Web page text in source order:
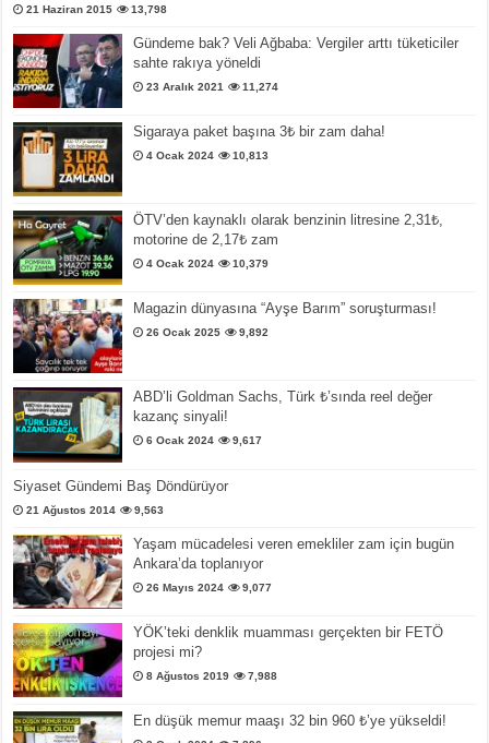
21 Haziran 2015 13,798
Gündeme bak? Veli Ağbaba: Vergiler arttı tüketiciler
sahte rakıya yöneldi
23 Aralık 2021 11,274
Sigaraya paket başına 3₺ bir zam daha!
4 Ocak 2024 10,813
ÖTV’den kaynaklı olarak benzinin litresine 2,31₺,
motorine de 2,17₺ zam
4 Ocak 2024 10,379
Magazin dünyasına “Ayşe Barım” soruşturması!
26 Ocak 2025 9,892
ABD’li Goldman Sachs, Türk ₺’sında reel değer
kazanç sinyali!
6 Ocak 2024 9,617
Siyaset Gündemi Baş Döndürüyor
21 Ağustos 2014 9,563
Yaşam mücadelesi veren emekliler zam için bugün
Ankara’da toplanıyor
26 Mayıs 2024 9,077
YÖK’teki denklik muamması gerçekten bir FETÖ
projesi mi?
8 Ağustos 2019 7,988
En düşük memur maaşı 32 bin 960 ₺’ye yükseldi!